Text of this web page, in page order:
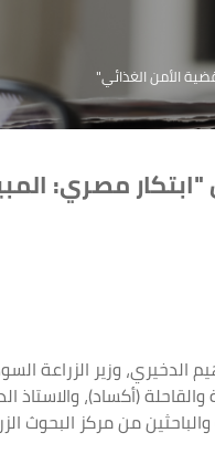
الأمن الغذائي"
مصري:
وزير الزراعة
(أكساد)، والاستاذ
من مركز البحوث